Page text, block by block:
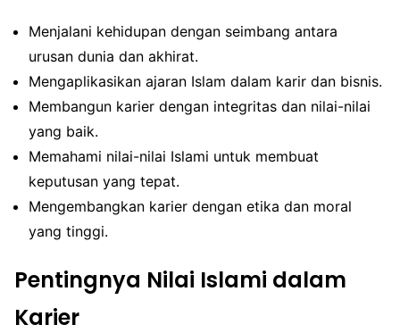
Menjalani kehidupan dengan seimbang antara
urusan dunia dan akhirat.
Mengaplikasikan ajaran Islam dalam karir dan bisnis.
Membangun karier dengan integritas dan nilai-nilai
yang baik.
Memahami nilai-nilai Islami untuk membuat
keputusan yang tepat.
Mengembangkan karier dengan etika dan moral
yang tinggi.
Pentingnya Nilai Islami dalam
Karier